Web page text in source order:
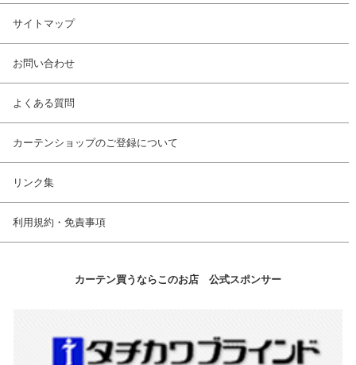
サイトマップ
お問い合わせ
よくある質問
カーテンショップのご登録について
リンク集
利用規約・免責事項
カーテン買うならこのお店 公式スポンサー